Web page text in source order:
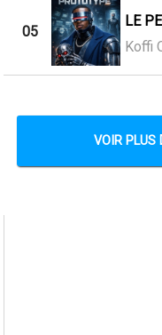
05
LE
Koffi
VOIR PLUS